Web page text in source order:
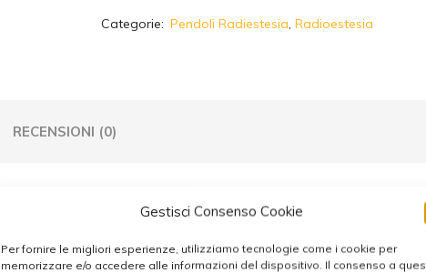
Gestisci Consenso Cookie
Per fornire le migliori esperienze, utilizziamo tecnologie come i cookie per
memorizzare e/o accedere alle informazioni del dispositivo. Il consenso a
l
a
:
Categorie: Pendoli Radiestesia,Radioestesia
RECENSIONI (0)